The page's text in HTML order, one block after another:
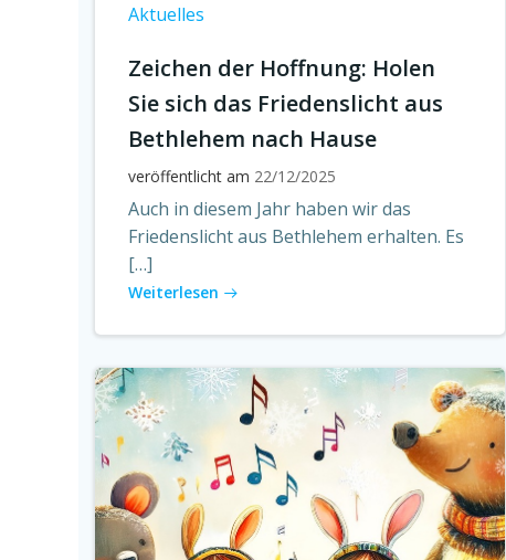
Aktuelles
Zeichen der Hoffnung: Holen
Sie sich das Friedenslicht aus
Bethlehem nach Hause
veröffentlicht am 22/12/2025
Auch in diesem Jahr haben wir das
Friedenslicht aus Bethlehem erhalten. Es
[…]
Weiterlesen